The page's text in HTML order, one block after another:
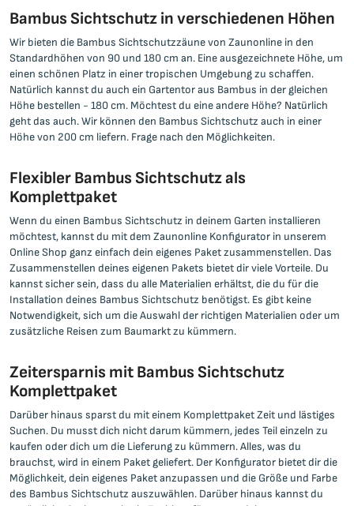
Bambus Sichtschutz in verschiedenen Höhen
Wir bieten die Bambus Sichtschutzzäune von Zaunonline in den
Standardhöhen von 90 und 180 cm an. Eine ausgezeichnete Höhe, um
einen schönen Platz in einer tropischen Umgebung zu schaffen.
Natürlich kannst du auch ein Gartentor aus Bambus in der gleichen
Höhe bestellen - 180 cm. Möchtest du eine andere Höhe? Natürlich
geht das auch. Wir können den Bambus Sichtschutz auch in einer
Höhe von 200 cm liefern. Frage nach den Möglichkeiten.
Flexibler Bambus Sichtschutz als
Komplettpaket
Wenn du einen Bambus Sichtschutz in deinem Garten installieren
möchtest, kannst du mit dem Zaunonline Konfigurator in unserem
Online Shop ganz einfach dein eigenes Paket zusammenstellen. Das
Zusammenstellen deines eigenen Pakets bietet dir viele Vorteile. Du
kannst sicher sein, dass du alle Materialien erhältst, die du für die
Installation deines Bambus Sichtschutz benötigst. Es gibt keine
Notwendigkeit, sich um die Auswahl der richtigen Materialien oder um
zusätzliche Reisen zum Baumarkt zu kümmern.
Zeitersparnis mit Bambus Sichtschutz
Komplettpaket
Darüber hinaus sparst du mit einem Komplettpaket Zeit und lästiges
Suchen. Du musst dich nicht darum kümmern, jedes Teil einzeln zu
kaufen oder dich um die Lieferung zu kümmern. Alles, was du
brauchst, wird in einem Paket geliefert. Der Konfigurator bietet dir die
Möglichkeit, dein eigenes Paket anzupassen und die Größe und Farbe
des Bambus Sichtschutz auszuwählen. Darüber hinaus kannst du